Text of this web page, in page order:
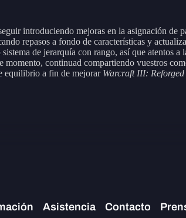
introduciendo mejoras en la asignación de
repasos a fondo de características y
de jerarquía con rango, así que atentos
momento, continuad compartiendo vuestros
equilibrio a fin de mejorar Warcraft III: Reforged